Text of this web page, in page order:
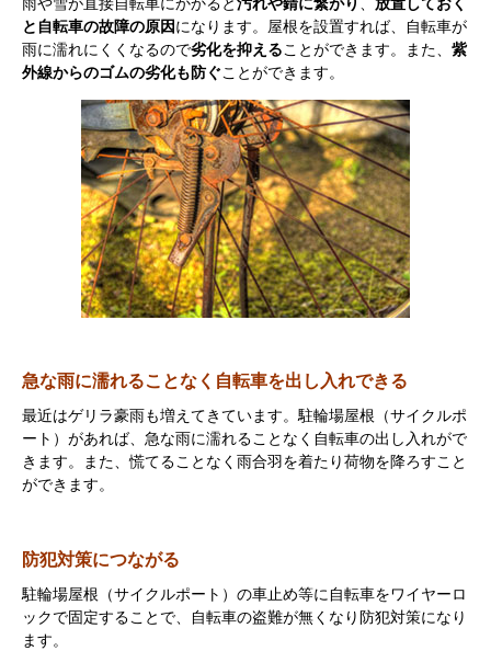
雨や雪が直接自転車にかかると汚れや錆に繋がり 、 放置しておく
と自転車の故障の原因になります。屋根を設置すれば、自転車が
雨に濡れにくくなるので劣化を抑えることができます。また、 紫
外線からのゴムの劣化も防ぐことができます。
急な雨に濡れることなく自転車を出し入れできる
最近はゲリラ豪雨も増えてきています。駐輪場屋根（サイクルポ
ート）があれば、急な雨に濡れることなく自転車の出し入れがで
きます。また、慌てることなく雨合羽を着たり荷物を降ろすこと
ができます。
防犯対策につながる
駐輪場屋根（サイクルポート）の車止め等に自転車をワイヤーロ
ックで固定することで、自転車の盗難が無くなり防犯対策になり
ます。